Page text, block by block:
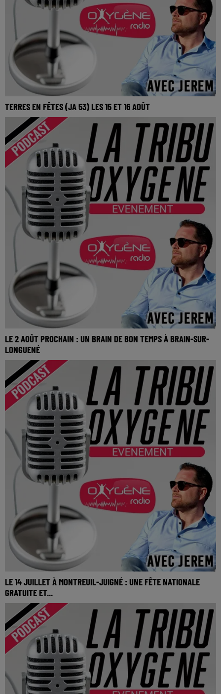
TERRES EN FÊTES (JA 53) LES 15 ET 16 AOÛT
Terres en fêtes (JA 53) les 15 et 16 août
LE 2 AOÛT PROCHAIN : UN BRAIN DE BON TEMPS À BRAIN-SUR-
LONGUENÉ
Le 2 Août prochain : Un brain de bon temps à Brain-sur-
Longuené
LE 14 JUILLET À MONTREUIL-JUIGNÉ : UNE FÊTE NATIONALE
GRATUITE ET...
Le 14 juillet à Montreuil-Juigné : Une fête nationale gratuite
et festive